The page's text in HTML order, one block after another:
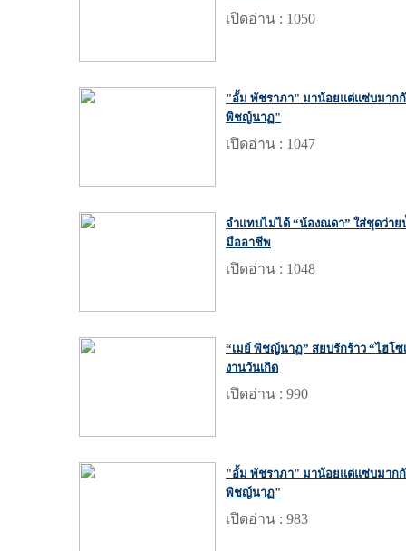
เปิดอ่าน : 1050
"อั้ม พัชราภา" มาน้อยแต่แซ่บมากกั
พิชญ์นาฏ"
เปิดอ่าน : 1047
จำแทบไม่ได้ “น้องณดา” ใส่ชุดว่าย
มืออาชีพ
เปิดอ่าน : 1048
“เมย์ พิชญ์นาฏ” สยบรักร้าว “ไฮโ
งานวันเกิด
เปิดอ่าน : 990
"อั้ม พัชราภา" มาน้อยแต่แซ่บมากกั
พิชญ์นาฏ"
เปิดอ่าน : 983